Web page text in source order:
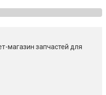
магазин запчастей для